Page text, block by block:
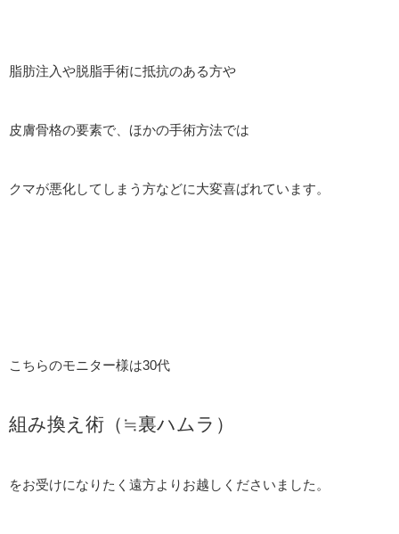
脂肪注入や脱脂手術に抵抗のある方や
皮膚骨格の要素で、ほかの手術方法では
クマが悪化してしまう方などに大変喜ばれています。
こちらのモニター様は30代
組み換え術（≒裏ハムラ）
をお受けになりたく遠方よりお越しくださいました。